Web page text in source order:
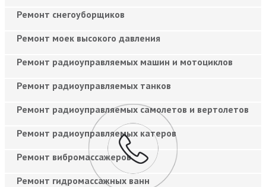
Ремонт снегоуборщиков
Ремонт моек высокого давления
Ремонт радиоуправляемых машин и мотоциклов
Ремонт радиоуправляемых танков
Ремонт радиоуправляемых самолетов и вертолетов
Ремонт радиоуправляемых катеров
Ремонт вибромассажеров
Ремонт гидромассажных ванн